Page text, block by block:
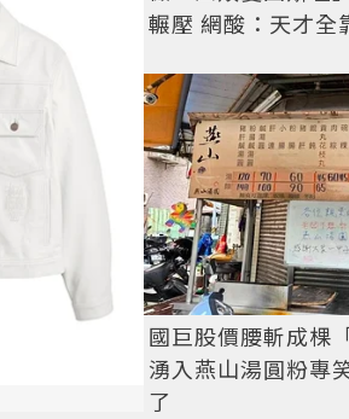
輾壓 網酸：天才全
國巨股價腰斬成棵
湧入燕山湯圓粉專
了